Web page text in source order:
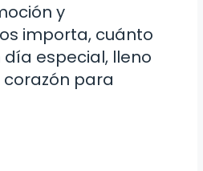
y
importa, cuánto
especial, lleno
para